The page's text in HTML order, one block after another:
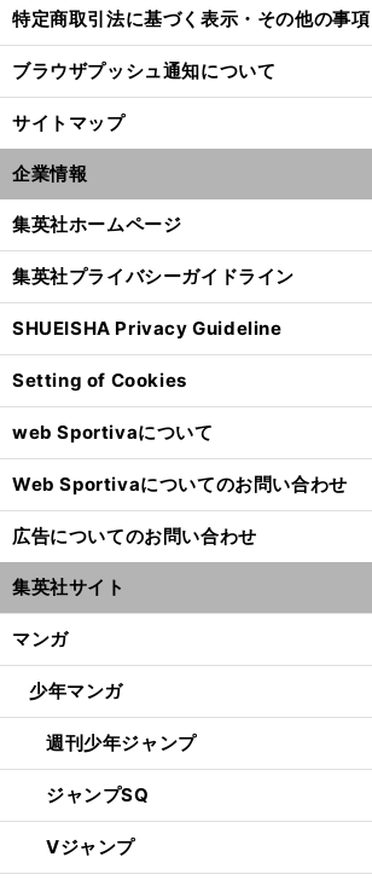
特定商取引法に基づく表示・その他の事項
ブラウザプッシュ通知について
サイトマップ
企業情報
集英社ホームページ
集英社プライバシーガイドライン
SHUEISHA Privacy Guideline
Setting of Cookies
web Sportivaについて
Web Sportivaについてのお問い合わせ
広告についてのお問い合わせ
集英社サイト
マンガ
少年マンガ
週刊少年ジャンプ
ジャンプSQ
Vジャンプ